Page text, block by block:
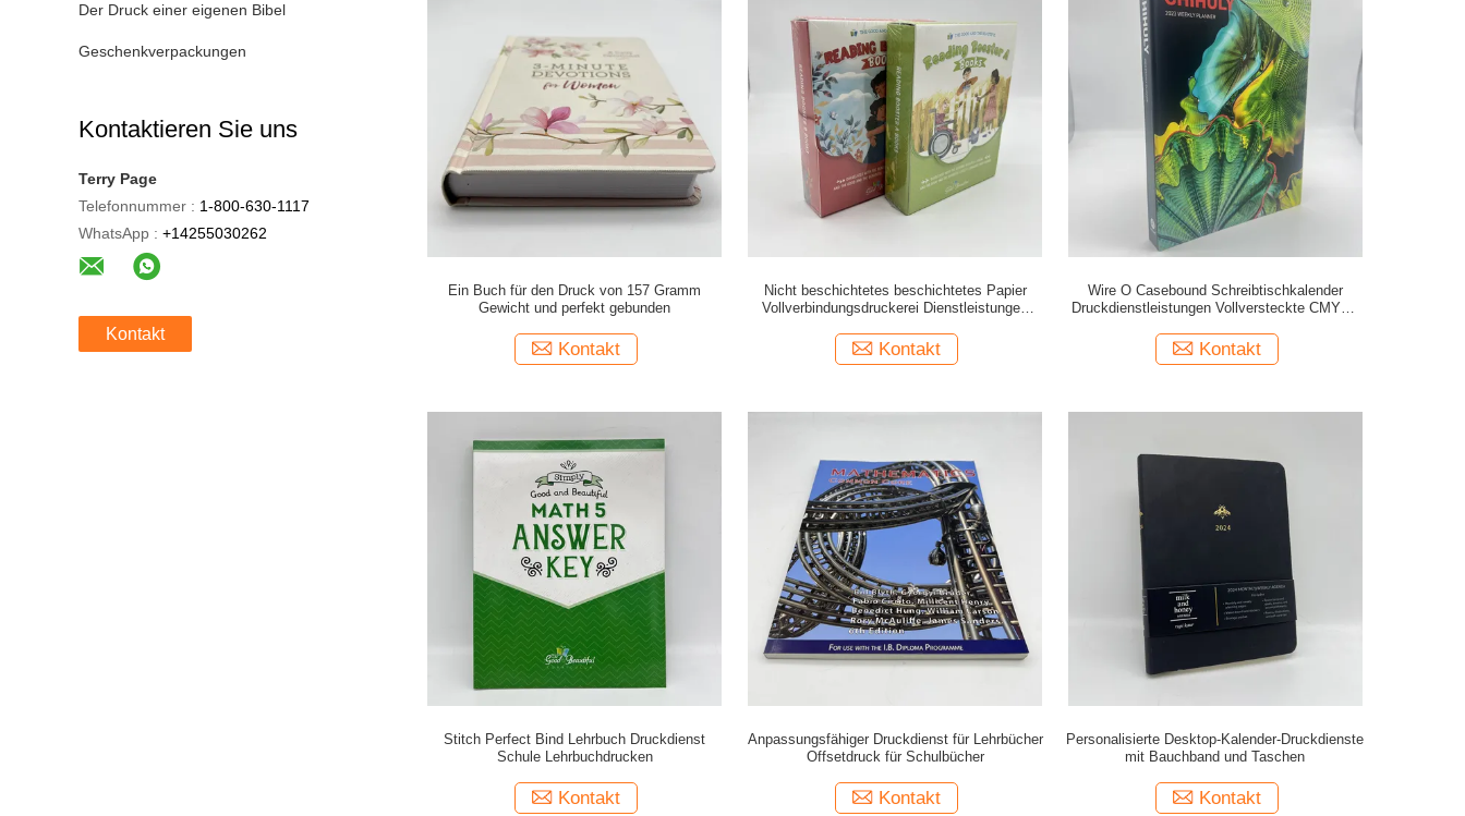
Der Druck einer eigenen Bibel
Geschenkverpackungen
Kontaktieren Sie uns
Terry Page
Telefonnummer : 1-800-630-1117
WhatsApp : +14255030262
Kontakt
Ein Buch für den Druck von 157 Gramm
Gewicht und perfekt gebunden
Kontakt
Nicht beschichtetes beschichtetes Papier
Vollverbindungsdruckerei Dienstleistungen
Kontakt
Wire O Casebound Schreibtischkalender
Druckdienstleistungen Vollversteckte CMYK /
Kontakt
Stitch Perfect Bind Lehrbuch Druckdienst
Schule Lehrbuchdrucken
Kontakt
Anpassungsfähiger Druckdienst für Lehrbücher
Offsetdruck für Schulbücher
Kontakt
Personalisierte Desktop-Kalender-Druckdienste
mit Bauchband und Taschen
Kontakt